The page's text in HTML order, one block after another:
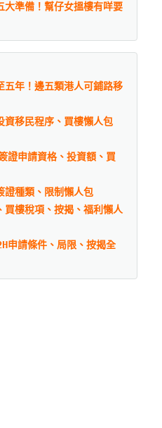
大準備！幫仔女搵樓有咩要
五年！邊五類港人可鋪路移
資移民程序、買樓懶人包
證申請資格、投資額、買
證種類、限制懶人包
買樓稅項、按揭、福利懶人
申請條件、局限、按揭全